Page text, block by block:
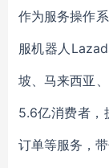
作为服务操作
服机器人
坡、马来西亚
5.6亿消费者，
订单等服务，